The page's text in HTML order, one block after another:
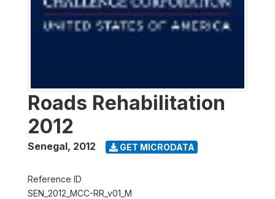
Roads Rehabilitation
2012
Senegal, 2012 GET MICRODATA
Reference ID
SEN_2012_MCC-RR_v01_M